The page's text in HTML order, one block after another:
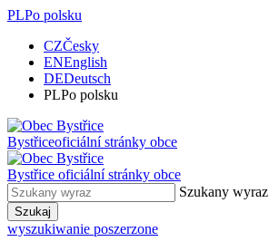
PLPo polsku
CZČesky
ENEnglish
DEDeutsch
PLPo polsku
Bystřiceoficiální stránky obce
Bystřice oficiální stránky obce
Szukany wyraz
Szukaj
wyszukiwanie poszerzone